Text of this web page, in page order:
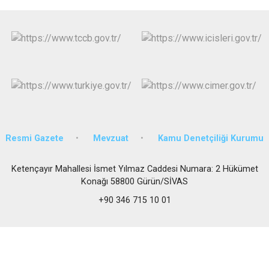
Resmi Gazete Mevzuat Kamu Denetçiliği Kurumu
Ketençayır Mahallesi İsmet Yılmaz Caddesi Numara: 2 Hükümet
Konağı 58800 Gürün/SİVAS
+90 346 715 10 01